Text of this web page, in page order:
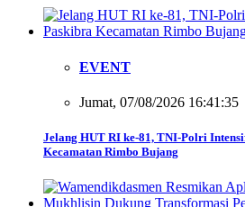
EVENT
Jumat, 07/08/2026 16:41:35
Jelang HUT RI ke-81, TNI-Polri
Kecamatan Rimbo Bujang